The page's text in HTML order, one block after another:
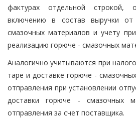
фактурах отдельной строкой,
включению в состав выручки
смазочных материалов и учету
реализацию горюче - смазочных
Аналогично учитываются при
таре и доставке горюче -
отправления при установлении
доставки горюче - смазочных
отправления за счет поставщика.